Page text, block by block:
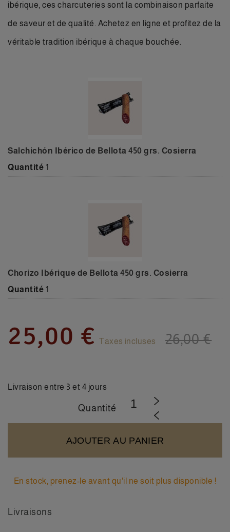
ibérique, ces charcuteries sont la combinaison parfaite
de saveur et de qualité. Achetez en ligne et profitez de la
véritable tradition ibérique à chaque bouchée.
Salchichón Ibérico de Bellota 450 grs. Cosierra
Quantité 1
Chorizo Ibérique de Bellota 450 grs. Cosierra
Quantité 1
25,00 € Taxes incluses 26,00 €
Livraison entre 3 et 4 jours
Quantité
AJOUTER AU PANIER
En stock, prenez-le avant qu'il ne soit plus disponible !
Livraisons